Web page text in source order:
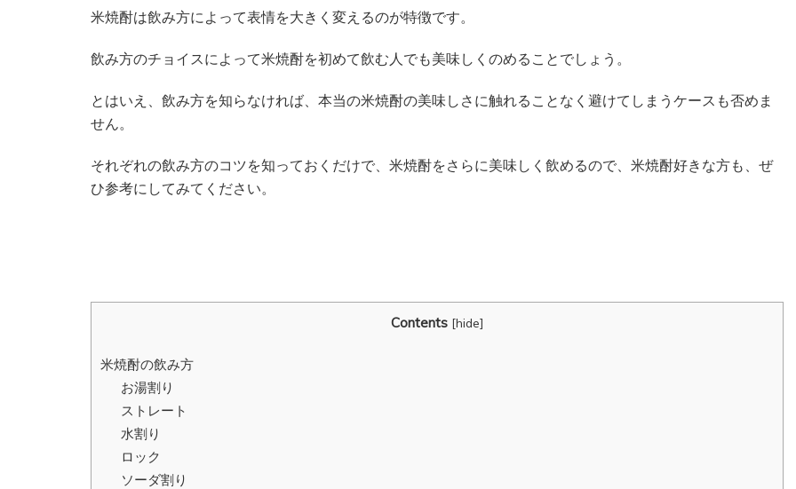
米焼酎は飲み方によって表情を大きく変えるのが特徴です。
飲み方のチョイスによって米焼酎を初めて飲む人でも美味しくのめることでしょう。
とはいえ、飲み方を知らなければ、本当の米焼酎の美味しさに触れることなく避けてしまうケースも否めま
せん。
それぞれの飲み方のコツを知っておくだけで、米焼酎をさらに美味しく飲めるので、米焼酎好きな方も、ぜ
ひ参考にしてみてください。
Contents [hide]
米焼酎の飲み方
お湯割り
ストレート
水割り
ロック
ソーダ割り